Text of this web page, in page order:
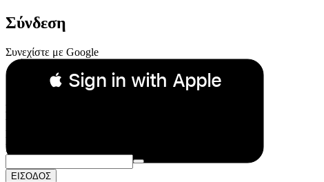
Σύνδεση
Συνεχίστε με Google
 Sign in with Apple
Συνεχίστε με Apple
ή
Email:
Κωδικός Πρόσβασης:
ΕΙΣΟΔΟΣ